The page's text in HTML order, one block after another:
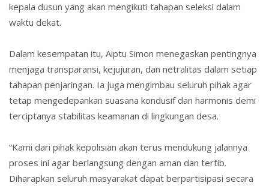
kepala dusun yang akan mengikuti tahapan seleksi dalam
waktu dekat.
Dalam kesempatan itu, Aiptu Simon menegaskan pentingnya
menjaga transparansi, kejujuran, dan netralitas dalam setiap
tahapan penjaringan. Ia juga mengimbau seluruh pihak agar
tetap mengedepankan suasana kondusif dan harmonis demi
terciptanya stabilitas keamanan di lingkungan desa.
“Kami dari pihak kepolisian akan terus mendukung jalannya
proses ini agar berlangsung dengan aman dan tertib.
Diharapkan seluruh masyarakat dapat berpartisipasi secara